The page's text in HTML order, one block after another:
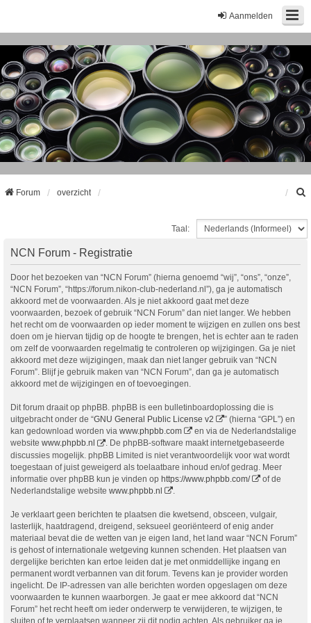
Aanmelden
Forum overzicht
Taal:
NCN Forum - Registratie
Door het bezoeken van “NCN Forum” (hierna genoemd “wij”, “ons”, “onze”,
“NCN Forum”, “https://forum.nikon-club-nederland.nl”), ga je automatisch
akkoord met de voorwaarden. Als je niet akkoord gaat met deze
voorwaarden, bezoek of gebruik “NCN Forum” dan niet langer. We hebben
het recht om de voorwaarden op ieder moment te wijzigen en zullen ons best
doen om je hiervan tijdig op de hoogte te brengen, het is echter aan te raden
om zelf de voorwaarden regelmatig te controleren op wijzigingen. Ga je niet
akkoord met deze wijzigingen, maak dan niet langer gebruik van “NCN
Forum”. Blijf je gebruik maken van “NCN Forum”, dan ga je automatisch
akkoord met de wijzigingen en of toevoegingen.
Dit forum draait op phpBB. phpBB is een bulletinboardoplossing die is
uitgebracht onder de “GNU General Public License v2
” (hierna “GPL”) en
kan gedownload worden via www.phpbb.com
en via de Nederlandstalige
website www.phpbb.nl
. De phpBB-software maakt internetgebaseerde
discussies mogelijk. phpBB Limited is niet verantwoordelijk voor wat wordt
toegestaan of juist geweigerd als toelaatbare inhoud en/of gedrag. Meer
informatie over phpBB kun je vinden op https://www.phpbb.com/
of de
Nederlandstalige website www.phpbb.nl .
Je verklaart geen berichten te plaatsen die kwetsend, obsceen, vulgair,
lasterlijk, haatdragend, dreigend, seksueel georiënteerd of enig ander
materiaal bevat die de wetten van je eigen land, het land waar “NCN Forum”
is gehost of internationale wetgeving kunnen schenden. Het plaatsen van
dergelijke berichten kan ertoe leiden dat je met onmiddellijke ingang en
permanent wordt verbannen van dit forum. Tevens kan je provider worden
ingelicht. De IP-adressen van alle berichten worden opgeslagen om deze
voorwaarden te kunnen waarborgen. Je gaat er mee akkoord dat “NCN
Forum” het recht heeft om ieder onderwerp te verwijderen, te wijzigen, te